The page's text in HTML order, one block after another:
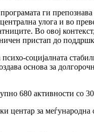
ги
улога и во
Во овој
пристап до
социјалната
основа за
680 активности со
центар за